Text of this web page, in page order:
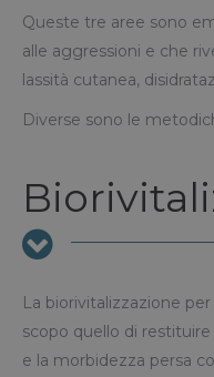
Queste tre aree sono
alle aggressioni e che
lassità cutanea,
Diverse sono le
La biorivitalizzazione
scopo quello di restituire
e la morbidezza persa